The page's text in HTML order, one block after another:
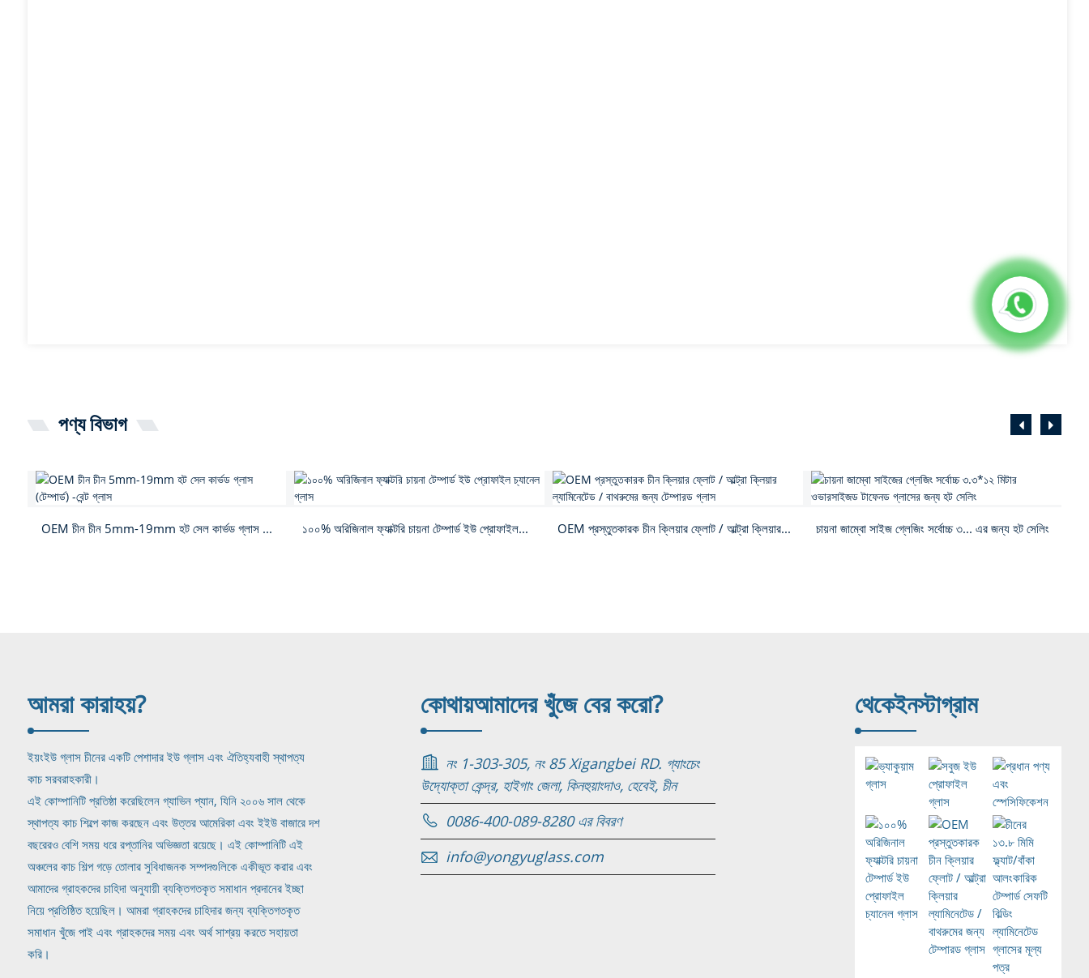
পণ্য বিভাগ
OEM চীন চীন 5mm-19mm হট সেল কার্ভড গ্লাস ... ১০০% অরিজিনাল ফ্যাক্টরি চায়না টেম্পার্ড ইউ প্রোফাইল... OEM প্রস্তুতকারক চীন ক্লিয়ার ফ্লোট / আল্ট্রা ক্লিয়ার... চায়না জাম্বো সাইজ গ্লেজিং সর্বোচ্চ ৩... এর জন্য হট সেলিং
আমরা কারাহয়?
ইয়ংইউ গ্লাস চীনের একটি পেশাদার ইউ গ্লাস এবং ঐতিহ্যবাহী স্থাপত্য
কাচ সরবরাহকারী।
এই কোম্পানিটি প্রতিষ্ঠা করেছিলেন গ্যাভিন প্যান, যিনি ২০০৬ সাল থেকে
স্থাপত্য কাচ শিল্পে কাজ করছেন এবং উত্তর আমেরিকা এবং ইইউ বাজারে দশ
বছরেরও বেশি সময় ধরে রপ্তানির অভিজ্ঞতা রয়েছে। এই কোম্পানিটি এই
অঞ্চলের কাচ শিল্প গড়ে তোলার সুবিধাজনক সম্পদগুলিকে একীভূত করার এবং
আমাদের গ্রাহকদের চাহিদা অনুযায়ী ব্যক্তিগতকৃত সমাধান প্রদানের ইচ্ছা
নিয়ে প্রতিষ্ঠিত হয়েছিল। আমরা গ্রাহকদের চাহিদার জন্য ব্যক্তিগতকৃত
সমাধান খুঁজে পাই এবং গ্রাহকদের সময় এবং অর্থ সাশ্রয় করতে সহায়তা
করি।
কোথায়আমাদের খুঁজে বের করো?
নং 1-303-305, নং 85 Xigangbei RD. গ্যাংচেং
উদ্যোক্তা কেন্দ্র, হাইগাং জেলা, কিনহুয়াংদাও, হেবেই, চীন
0086-400-089-8280 এর বিবরণ
info@yongyuglass.com
থেকেইনস্টাগ্রাম